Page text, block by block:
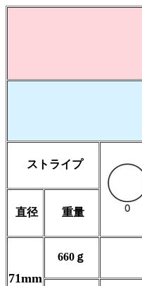
ストライプ
直径 重量
71mm
660ｇ